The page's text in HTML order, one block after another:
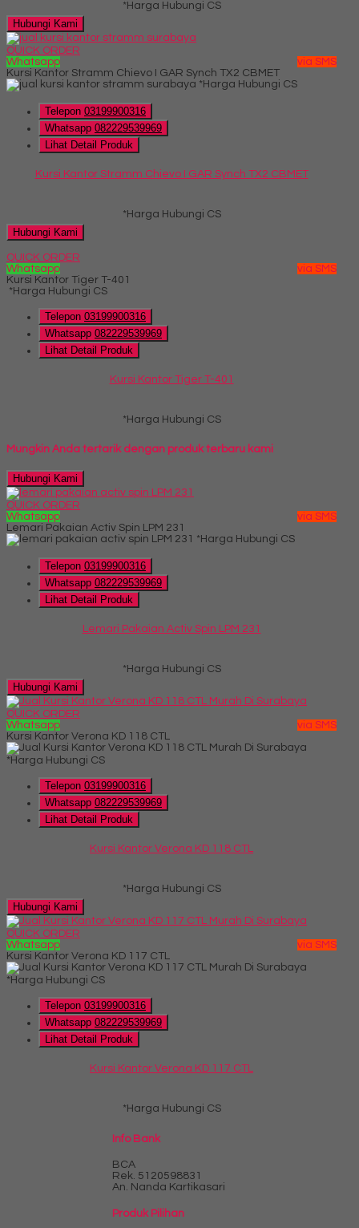
*Harga Hubungi CS
Hubungi Kami
QUICK ORDER
Whatsapp
via SMS
Kursi Kantor Stramm Chievo I GAR Synch TX2 CBMET
*Harga Hubungi CS
Telepon 03199900316
Whatsapp 082229539969
Lihat Detail Produk
Kursi Kantor Stramm Chievo I GAR Synch TX2 CBMET
*Harga Hubungi CS
Hubungi Kami
QUICK ORDER
Whatsapp
via SMS
Kursi Kantor Tiger T-401
*Harga Hubungi CS
Telepon 03199900316
Whatsapp 082229539969
Lihat Detail Produk
Kursi Kantor Tiger T-401
*Harga Hubungi CS
Mungkin Anda tertarik dengan produk terbaru kami
Hubungi Kami
QUICK ORDER
Whatsapp
via SMS
Lemari Pakaian Activ Spin LPM 231
*Harga Hubungi CS
Telepon 03199900316
Whatsapp 082229539969
Lihat Detail Produk
Lemari Pakaian Activ Spin LPM 231
*Harga Hubungi CS
Hubungi Kami
QUICK ORDER
Whatsapp
via SMS
Kursi Kantor Verona KD 118 CTL
*Harga Hubungi CS
Telepon 03199900316
Whatsapp 082229539969
Lihat Detail Produk
Kursi Kantor Verona KD 118 CTL
*Harga Hubungi CS
Hubungi Kami
QUICK ORDER
Whatsapp
via SMS
Kursi Kantor Verona KD 117 CTL
*Harga Hubungi CS
Telepon 03199900316
Whatsapp 082229539969
Lihat Detail Produk
Kursi Kantor Verona KD 117 CTL
*Harga Hubungi CS
Info Bank
BCA
Rek. 5120598831
An. Nanda Kartikasari
Produk Pilihan